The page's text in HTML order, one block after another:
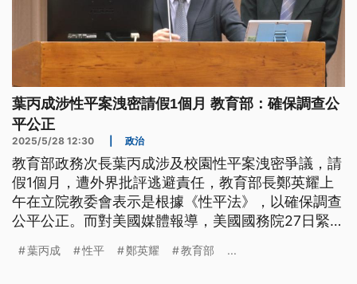
葉丙成涉性平案洩密請假1個月 教育部：確保調查公
平公正
2025/5/28 12:30 政治
教育部政務次長葉丙成涉及校園性平案洩密爭議，請
假1個月，遭外界批評逃避責任，教育部長鄭英耀上
午在立院教委會表示是根據《性平法》，以確保調查
公平公正。而對美國媒體報導，美國國務院27日緊急
AIT詢問，尚未接獲國務院相關指示，面談照常進
葉丙成 性平 鄭英耀 教育部 ...